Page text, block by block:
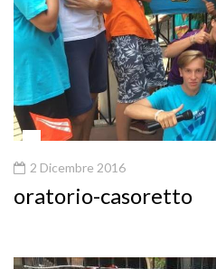
2 Dicembre 2016
oratorio-casoretto